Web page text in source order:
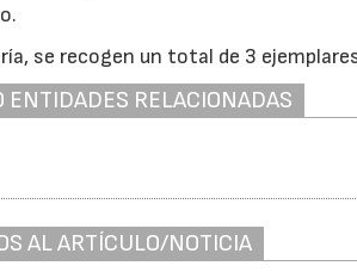
se recogen un total de 3
ENTIDADES RELACIONADAS
AL ARTÍCULO/NOTICIA